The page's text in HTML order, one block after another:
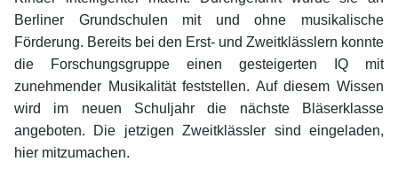
Berliner Grundschulen mit und ohne musikalische
Förderung. Bereits bei den Erst- und Zweitklässlern konnte
die Forschungsgruppe einen gesteigerten IQ mit
zunehmender Musikalität feststellen. Auf diesem Wissen
wird im neuen Schuljahr die nächste Bläserklasse
angeboten. Die jetzigen Zweitklässler sind eingeladen,
hier mitzumachen.